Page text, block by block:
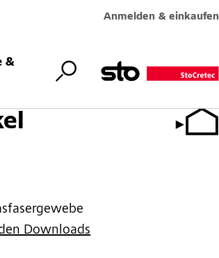
Anmelden & einkaufen
&
Downloads